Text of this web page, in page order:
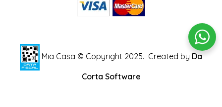
Mia Casa © Copyright 2025. Created by Da
Corta Software